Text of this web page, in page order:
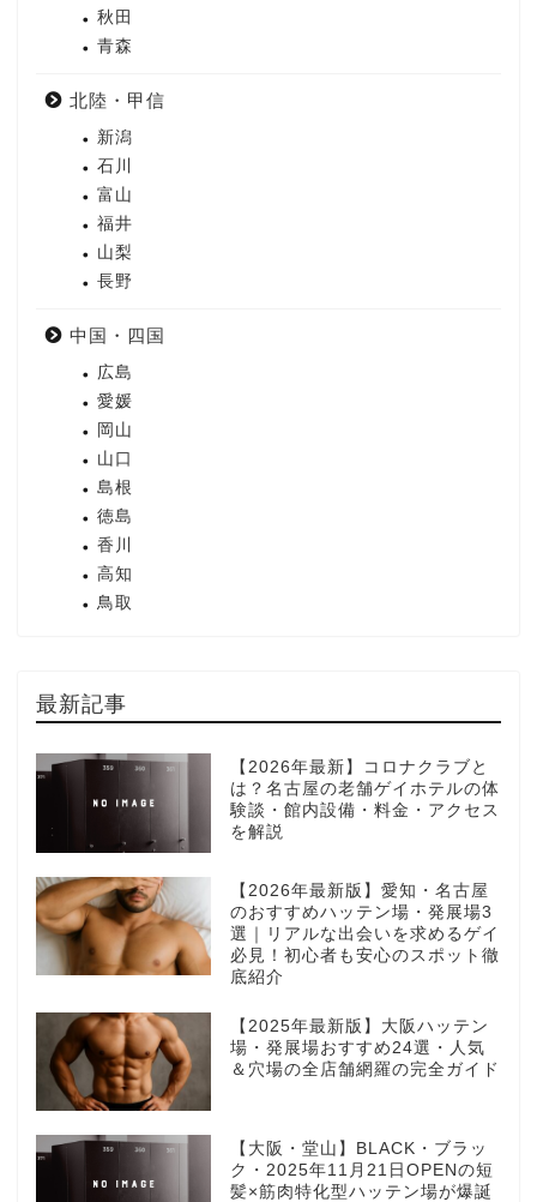
秋田
青森
北陸・甲信
新潟
石川
富山
福井
山梨
長野
中国・四国
広島
愛媛
岡山
山口
島根
徳島
香川
高知
鳥取
最新記事
【2026年最新】コロナクラブと
は？名古屋の老舗ゲイホテルの体
験談・館内設備・料金・アクセス
を解説
【2026年最新版】愛知・名古屋
のおすすめハッテン場・発展場3
選｜リアルな出会いを求めるゲイ
必見！初心者も安心のスポット徹
底紹介
【2025年最新版】大阪ハッテン
場・発展場おすすめ24選・人気
＆穴場の全店舗網羅の完全ガイド
【大阪・堂山】BLACK・ブラッ
ク・2025年11月21日OPENの短
髪×筋肉特化型ハッテン場が爆誕